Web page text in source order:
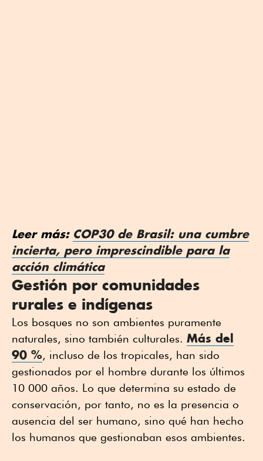
Leer más: COP30 de Brasil: una cumbre
incierta, pero imprescindible para la
acción climática
Gestión por comunidades
rurales e indígenas
Los bosques no son ambientes puramente
naturales, sino también culturales. Más del
90 %, incluso de los tropicales, han sido
gestionados por el hombre durante los últimos
10 000 años. Lo que determina su estado de
conservación, por tanto, no es la presencia o
ausencia del ser humano, sino qué han hecho
los humanos que gestionaban esos ambientes.